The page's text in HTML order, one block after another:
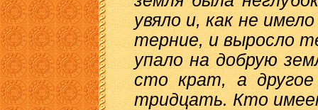
увяло и, как не
терние, и выросло
упало на добрую
сто крат, а
тридцать. Кто